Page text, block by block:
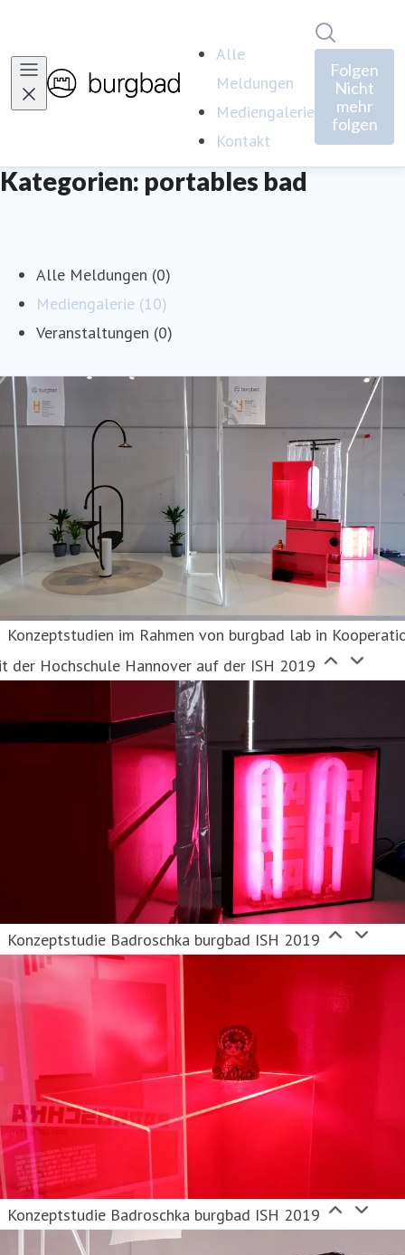
Alle
Meldungen
Mediengalerie
Kontakt
Folgen
Nicht
mehr
folgen
Kategorien: portables bad
Alle Meldungen (0)
Mediengalerie (10)
Veranstaltungen (0)
Konzeptstudien im Rahmen von burgbad lab in
der Hochschule Hannover auf der ISH 2019
Konzeptstudie Badroschka burgbad ISH 2019
Konzeptstudie Badroschka burgbad ISH 2019